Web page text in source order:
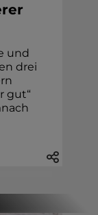
und
drei
gut“